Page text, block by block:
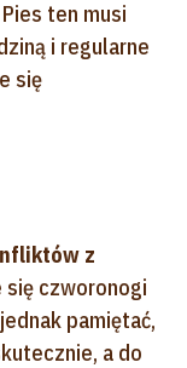
ten musi
i regularne
się
z
się czworonogi
pamiętać,
a do